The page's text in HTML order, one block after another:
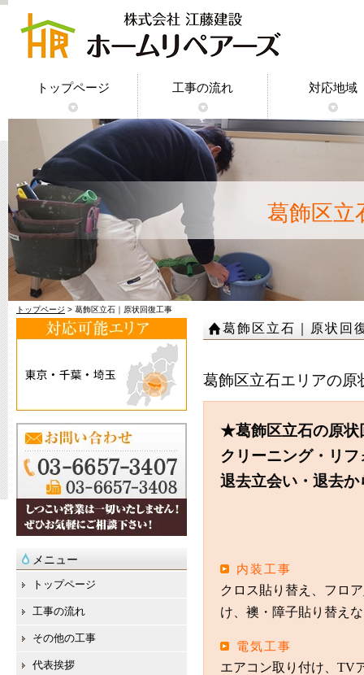
トップページ 工事の流れ 対応地域
東京都｜
千葉県｜
埼玉県｜
神奈川県｜
葛飾区立
トップページ > 葛飾区立石｜原状回復工事
葛飾区立石｜原状回
葛飾区立石エリアの原
★葛飾区立石の原状
クリーニング・リ
退去立会い・退去
内装工事
クロス貼り替え、フロ
け、襖・障子貼り替え
電気工事
エアコン取り付け、TV
メニュー
トップページ
工事の流れ
その他の工事
代表挨拶